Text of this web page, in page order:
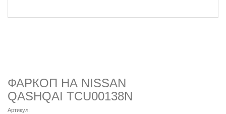
ФАРКОП НА NISSAN
QASHQAI TCU00138N
Артикул: